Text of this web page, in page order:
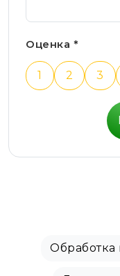
Оценка *
1 2 3